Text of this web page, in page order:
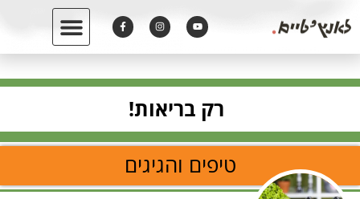
רק בריאות!
טיפים והגיגים